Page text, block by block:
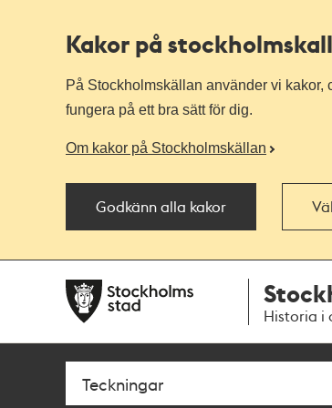
Kakor på
På Stockholmskällan använder vi kakor,
fungera på ett bra sätt för dig.
Om kakor på Stockholmskällan
Godkänn alla kakor
navigationen
huvudinnehållet
Historia i
Sök